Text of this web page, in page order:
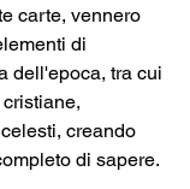
carte, vennero
di
dell'epoca, tra cui
creando
di sapere.